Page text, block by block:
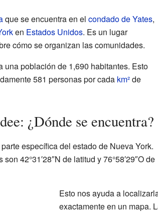
que se encuentra en el condado de Yates,
en Estados Unidos. Es un lugar
cómo se organizan las comunidades.
una población de 1,690 habitantes. Esto
581 personas por cada km²de
¿Dónde se encuentra?
específica del estado de Nueva York.
42°31′28″N de latitud y 76°58′29″O de
Esto nos ayuda a
exactamente en un mapa.